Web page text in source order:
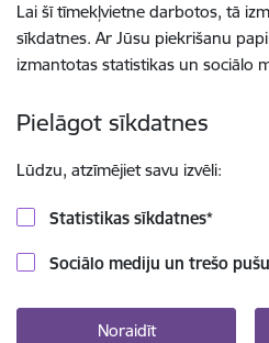
Lai šī tīmekļvietne darbotos, tā
sīkdatnes. Ar Jūsu piekrišanu
izmantotas statistikas un sociālo
Pielāgot sīkdatnes
Lūdzu, atzīmējiet savu izvēli:
Statistikas sīkdatnes*
Sociālo mediju un trešo
Noraidīt